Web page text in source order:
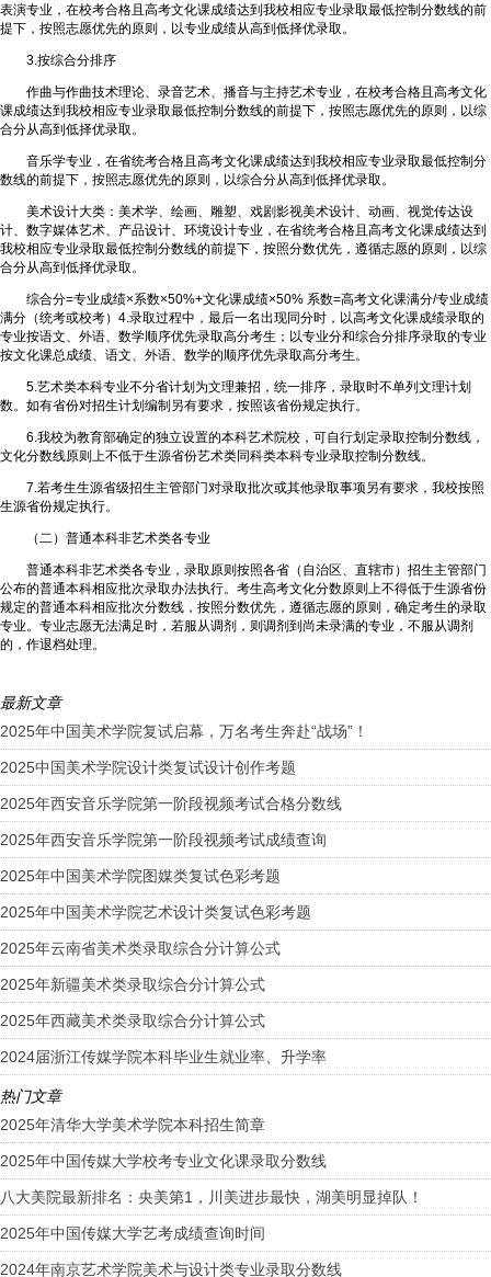
表演专业，在校考合格且高考文化课成绩达到我校相应专业录取最低控制分数线的前
提下，按照志愿优先的原则，以专业成绩从高到低择优录取。
3.按综合分排序
作曲与作曲技术理论、录音艺术、播音与主持艺术专业，在校考合格且高考文化
课成绩达到我校相应专业录取最低控制分数线的前提下，按照志愿优先的原则，以综
合分从高到低择优录取。
音乐学专业，在省统考合格且高考文化课成绩达到我校相应专业录取最低控制分
数线的前提下，按照志愿优先的原则，以综合分从高到低择优录取。
美术设计大类：美术学、绘画、雕塑、戏剧影视美术设计、动画、视觉传达设
计、数字媒体艺术、产品设计、环境设计专业，在省统考合格且高考文化课成绩达到
我校相应专业录取最低控制分数线的前提下，按照分数优先，遵循志愿的原则，以综
合分从高到低择优录取。
综合分=专业成绩×系数×50%+文化课成绩×50% 系数=高考文化课满分/专业成绩
满分（统考或校考）4.录取过程中，最后一名出现同分时，以高考文化课成绩录取的
专业按语文、外语、数学顺序优先录取高分考生；以专业分和综合分排序录取的专业
按文化课总成绩、语文、外语、数学的顺序优先录取高分考生。
5.艺术类本科专业不分省计划为文理兼招，统一排序，录取时不单列文理计划
数。如有省份对招生计划编制另有要求，按照该省份规定执行。
6.我校为教育部确定的独立设置的本科艺术院校，可自行划定录取控制分数线，
文化分数线原则上不低于生源省份艺术类同科类本科专业录取控制分数线。
7.若考生生源省级招生主管部门对录取批次或其他录取事项另有要求，我校按照
生源省份规定执行。
（二）普通本科非艺术类各专业
普通本科非艺术类各专业，录取原则按照各省（自治区、直辖市）招生主管部门
公布的普通本科相应批次录取办法执行。考生高考文化分数原则上不得低于生源省份
规定的普通本科相应批次分数线，按照分数优先，遵循志愿的原则，确定考生的录取
专业。专业志愿无法满足时，若服从调剂，则调剂到尚未录满的专业，不服从调剂
的，作退档处理。
最新文章
2025年中国美术学院复试启幕，万名考生奔赴“战场”！
2025中国美术学院设计类复试设计创作考题
2025年西安音乐学院第一阶段视频考试合格分数线
2025年西安音乐学院第一阶段视频考试成绩查询
2025年中国美术学院图媒类复试色彩考题
2025年中国美术学院艺术设计类复试色彩考题
2025年云南省美术类录取综合分计算公式
2025年新疆美术类录取综合分计算公式
2025年西藏美术类录取综合分计算公式
2024届浙江传媒学院本科毕业生就业率、升学率
热门文章
2025年清华大学美术学院本科招生简章
2025年中国传媒大学校考专业文化课录取分数线
八大美院最新排名：央美第1，川美进步最快，湖美明显掉队！
2025年中国传媒大学艺考成绩查询时间
2024年南京艺术学院美术与设计类专业录取分数线